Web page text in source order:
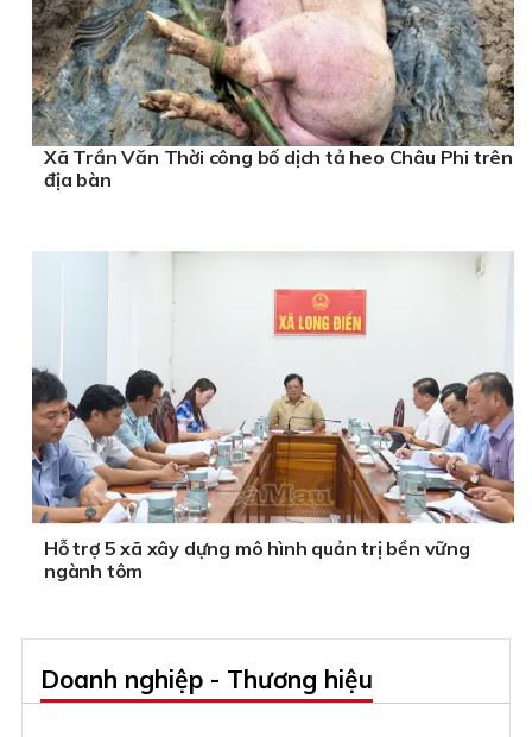
Xã Trần Văn Thời công bố dịch tả heo Châu Phi trên
địa bàn
Hỗ trợ 5 xã xây dựng mô hình quản trị bền vững
ngành tôm
Doanh nghiệp - Thương hiệu